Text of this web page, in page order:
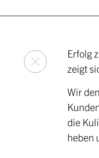
Erfolg
zeigt
Wir
die
heben